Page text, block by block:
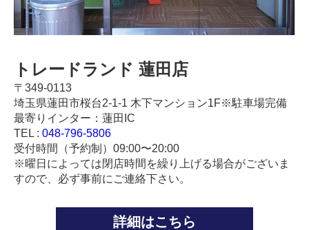
トレードランド 蓮田店
〒349-0113
埼玉県蓮田市桜台2-1-1 木下マンション1F※駐車場完備
最寄りインター：蓮田IC
TEL : 048-796-5806
受付時間（予約制）09:00〜20:00
※曜日によっては閉店時間を繰り上げる場合がございま
すので、必ず事前にご連絡下さい。
詳細はこちら